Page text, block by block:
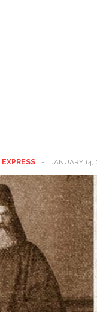
EXPRESS - JANUARY 14,